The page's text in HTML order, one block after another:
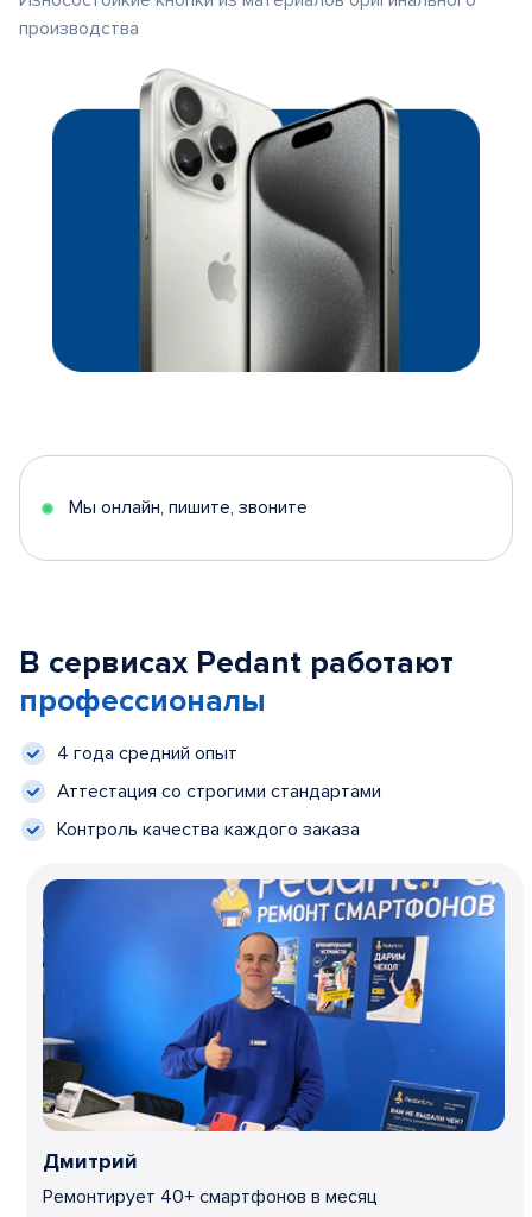
производства
Мы онлайн, пишите, звоните
В сервисах Pedant работают
профессионалы
4 года средний опыт
Аттестация со строгими стандартами
Контроль качества каждого заказа
Дмитрий
Ремонтирует 40+ смартфонов в месяц